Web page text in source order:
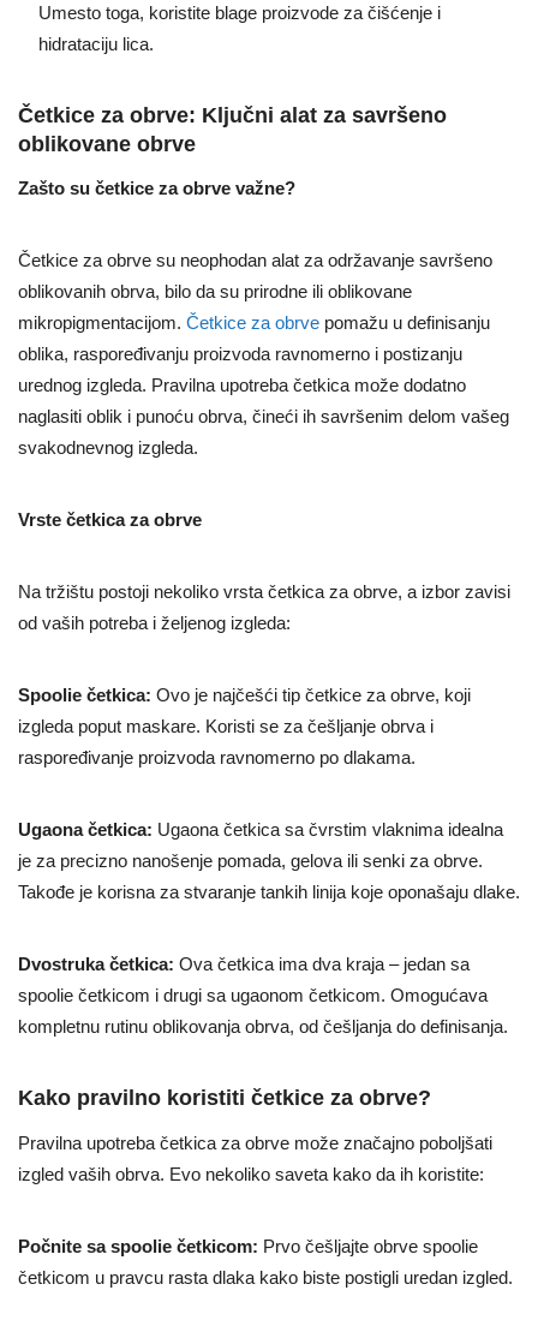
Umesto toga, koristite blage proizvode za čišćenje i
hidrataciju lica.
Četkice za obrve: Ključni alat za savršeno
oblikovane obrve
Zašto su četkice za obrve važne?
Četkice za obrve su neophodan alat za održavanje savršeno
oblikovanih obrva, bilo da su prirodne ili oblikovane
mikropigmentacijom. Četkice za obrve pomažu u definisanju
oblika, raspoređivanju proizvoda ravnomerno i postizanju
urednog izgleda. Pravilna upotreba četkica može dodatno
naglasiti oblik i punoću obrva, čineći ih savršenim delom vašeg
svakodnevnog izgleda.
Vrste četkica za obrve
Na tržištu postoji nekoliko vrsta četkica za obrve, a izbor zavisi
od vaših potreba i željenog izgleda:
Spoolie četkica: Ovo je najčešći tip četkice za obrve, koji
izgleda poput maskare. Koristi se za češljanje obrva i
raspoređivanje proizvoda ravnomerno po dlakama.
Ugaona četkica: Ugaona četkica sa čvrstim vlaknima idealna
je za precizno nanošenje pomada, gelova ili senki za obrve.
Takođe je korisna za stvaranje tankih linija koje oponašaju dlake.
Dvostruka četkica: Ova četkica ima dva kraja – jedan sa
spoolie četkicom i drugi sa ugaonom četkicom. Omogućava
kompletnu rutinu oblikovanja obrva, od češljanja do definisanja.
Kako pravilno koristiti četkice za obrve?
Pravilna upotreba četkica za obrve može značajno poboljšati
izgled vaših obrva. Evo nekoliko saveta kako da ih koristite:
Počnite sa spoolie četkicom: Prvo češljajte obrve spoolie
četkicom u pravcu rasta dlaka kako biste postigli uredan izgled.